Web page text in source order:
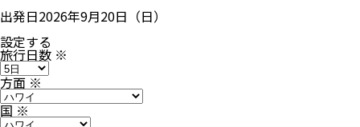
出発日2026年9月20日（日）
設定する
旅行日数 ※
方面※
国※